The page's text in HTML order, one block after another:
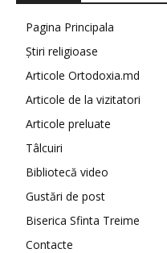
Pagina Principala
Știri religioase
Articole Ortodoxia.md
Articole de la vizitatori
Articole preluate
Tâlcuiri
Bibliotecă video
Gustări de post
Biserica Sfinta Treime
Contacte